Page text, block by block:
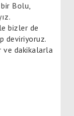
Bolu,
bizler de
deviriyoruz.
ve dakikalarla